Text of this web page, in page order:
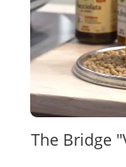
The Bridge